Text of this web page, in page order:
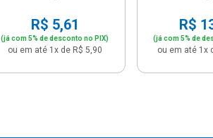
R$ 5,61
(já com 5% de desconto no PIX)
ou em até 1x de R$ 5,90
R$
(já com 5% de
ou em até 1x